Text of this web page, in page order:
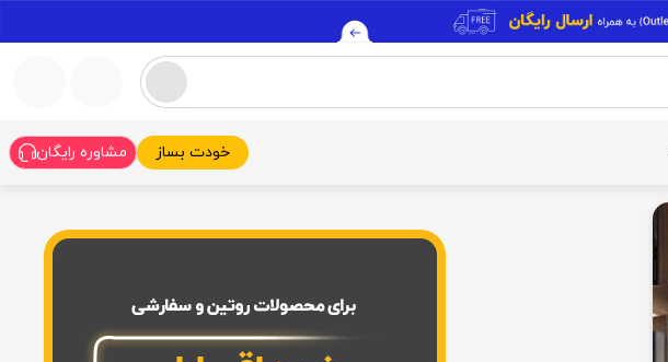
خودت بساز مشاوره رایگان